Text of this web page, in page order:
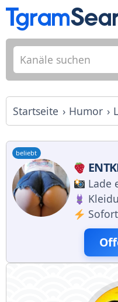
Startseite Humor
beliebt
Lade